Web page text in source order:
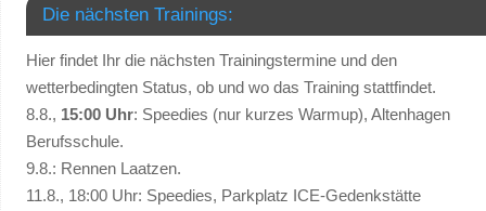
Die nächsten Trainings:
Hier findet Ihr die nächsten Trainingstermine und den
wetterbedingten Status, ob und wo das Training stattfindet.
8.8., 15:00 Uhr: Speedies (nur kurzes Warmup), Altenhagen
Berufsschule.
9.8.: Rennen Laatzen.
11.8., 18:00 Uhr: Speedies, Parkplatz ICE-Gedenkstätte